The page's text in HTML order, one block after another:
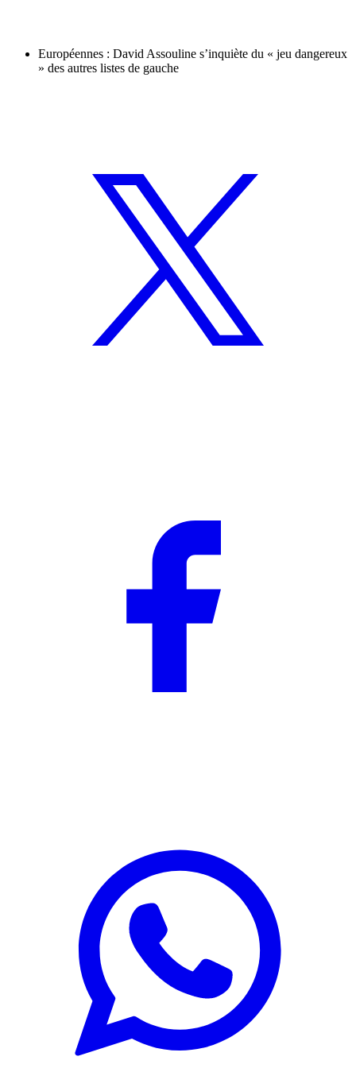
Européennes : David Assouline s’inquiète du « jeu dangereux
» des autres listes de gauche